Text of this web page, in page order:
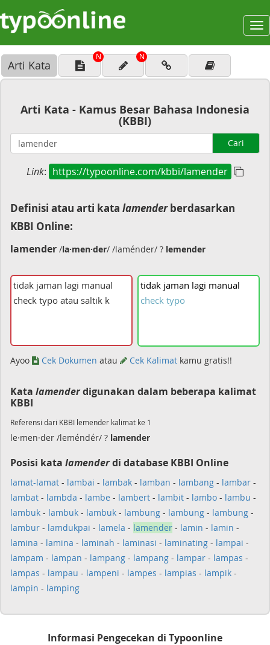
Arti Kata
N N
Arti Kata - Kamus Besar Bahasa Indonesia
(KBBI)
Cari
Link: https://typoonline.com/kbbi/lamender
Definisi atau arti kata lamenderberdasarkan
KBBI Online:
lamender /la·men·der/ /laménder/ ? lemender
tidak jaman lagi manual
check typo
Ayoo Cek Dokumen atau Cek Kalimat kamu gratis!!
Kata lamenderdigunakan dalam beberapa kalimat
KBBI
Referensi dari KBBI lemender kalimat ke 1
le·men·der /leméndér/ ? lamender
Posisi kata lamenderdi database KBBI Online
lamat-lamat - lambai - lambak - lamban - lambang - lambar -
lambat - lambda - lambe - lambert - lambit - lambo - lambu -
lambuk - lambuk - lambuk - lambung - lambung - lambung -
lambur - lamdukpai - lamela - lamender - lamin - lamin -
lamina - lamina - laminah - laminasi - laminating - lampai -
lampam - lampan - lampang - lampang - lampar - lampas -
lampas - lampau - lampeni - lampes - lampias - lampik -
lampin - lamping
Informasi Pengecekan di Typoonline